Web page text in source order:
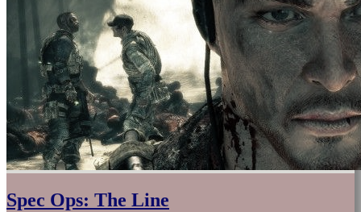
Spec Ops: The Line